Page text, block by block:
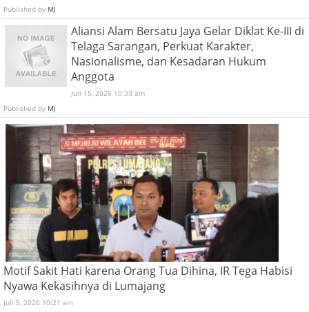
Published by MJ
Aliansi Alam Bersatu Jaya Gelar Diklat Ke-III di
Telaga Sarangan, Perkuat Karakter,
Nasionalisme, dan Kesadaran Hukum
Anggota
Juli 15, 2026 10:33 am
Published by MJ
Motif Sakit Hati karena Orang Tua Dihina, IR Tega Habisi
Nyawa Kekasihnya di Lumajang
Juli 5, 2026 10:21 am